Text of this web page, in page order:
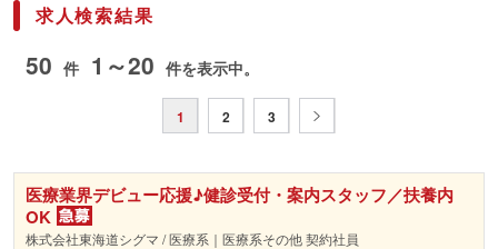
求人検索結果
50 件 1～20 件を表示中。
1 2 3
医療業界デビュー応援♪健診受付・案内スタッフ／扶養内
OK
株式会社東海道シグマ / 医療系｜医療系その他 契約社員